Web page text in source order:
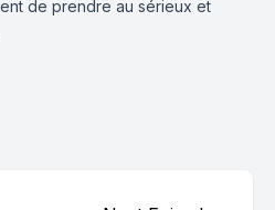
de prendre au sérieux et